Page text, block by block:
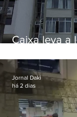
Caixa leva a
Botafogo
Jornal Daki
há 2 dias